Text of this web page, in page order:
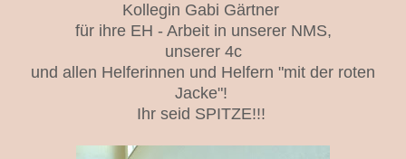
Kollegin Gabi Gärtner
für ihre EH - Arbeit in unserer NMS,
unserer 4c
und allen Helferinnen und Helfern "mit der roten
Jacke"!
Ihr seid SPITZE!!!